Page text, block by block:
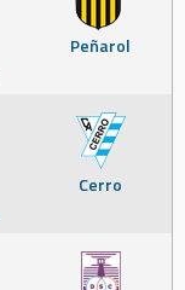
Peñarol
Cerro